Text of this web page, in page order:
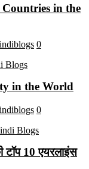
Countries in the
0
in the World
0
10 एयरलाइंस